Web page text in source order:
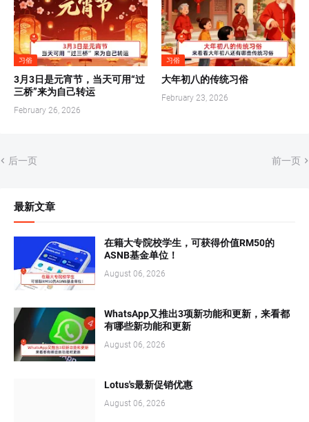
习俗
3月3日是元宵节，当天可用“过
三桥”来为自己转运
February 26, 2026
习俗
大年初八的传统习俗
February 23, 2026
后一页 前一页
最新文章
在籍大专院校学生，可获得价值RM50的
ASNB基金单位！
August 06, 2026
WhatsApp又推出3项新功能和更新，来看都
有哪些新功能和更新
August 06, 2026
Lotus's最新促销优惠
August 06, 2026